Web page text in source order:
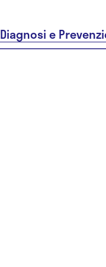
Diagnosi e